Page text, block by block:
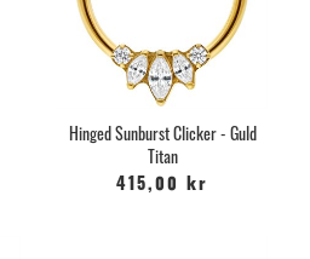
Hinged Sunburst Clicker - Guld
Titan
415,00 kr